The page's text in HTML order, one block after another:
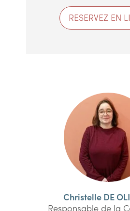
RESERVEZ EN
Christelle DE
Responsable de la